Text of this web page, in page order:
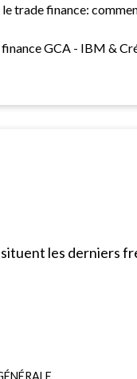
trade finance:
GCA - IBM &
les derniers